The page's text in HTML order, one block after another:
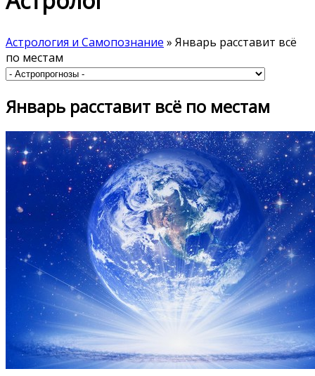
Астрология и Самопознание » Январь расставит всё
по местам
Январь расставит всё по местам